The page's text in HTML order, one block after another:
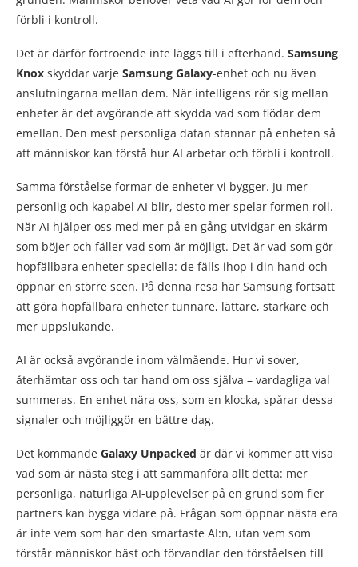
förbli i kontroll.
Det är därför förtroende inte läggs till i efterhand. Samsung
Knox skyddar varje Samsung Galaxy-enhet och nu även
anslutningarna mellan dem. När intelligens rör sig mellan
enheter är det avgörande att skydda vad som flödar dem
emellan. Den mest personliga datan stannar på enheten så
att människor kan förstå hur AI arbetar och förbli i kontroll.
Samma förståelse formar de enheter vi bygger. Ju mer
personlig och kapabel AI blir, desto mer spelar formen roll.
När AI hjälper oss med mer på en gång utvidgar en skärm
som böjer och fäller vad som är möjligt. Det är vad som gör
hopfällbara enheter speciella: de fälls ihop i din hand och
öppnar en större scen. På denna resa har Samsung fortsatt
att göra hopfällbara enheter tunnare, lättare, starkare och
mer uppslukande.
AI är också avgörande inom välmående. Hur vi sover,
återhämtar oss och tar hand om oss själva – vardagliga val
summeras. En enhet nära oss, som en klocka, spårar dessa
signaler och möjliggör en bättre dag.
Det kommande Galaxy Unpacked är där vi kommer att visa
vad som är nästa steg i att sammanföra allt detta: mer
personliga, naturliga AI-upplevelser på en grund som fler
partners kan bygga vidare på. Frågan som öppnar nästa era
är inte vem som har den smartaste AI:n, utan vem som
förstår människor bäst och förvandlar den förståelsen till